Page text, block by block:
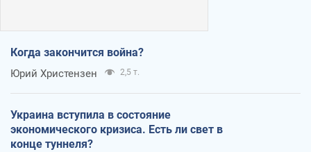
Когда закончится война?
Юрий Христензен 2,5 т.
Украина вступила в состояние
экономического кризиса. Есть ли свет в
конце туннеля?